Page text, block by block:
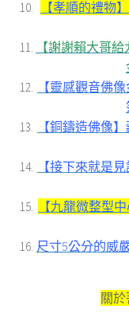
【孝順的禮物
【謝謝賴大哥
【靈感觀音佛
【銅鑄造佛像
【接下來就是
【九龍微整型
尺寸5公分的威
關